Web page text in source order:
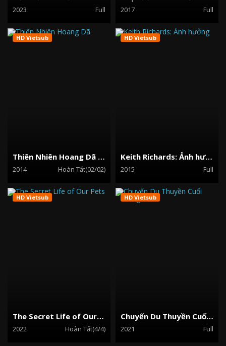
2023 Full 2017 Full
Thiên Nhiên Hoang Dã Hawaii
2014 Hoàn Tất(02/02)
HD Vietsub
Keith Richards: Ảnh hưởng
2015 Full
HD Vietsub
The Secret Life of Our Pets
2022 Hoàn Tất(4/4)
HD Vietsub
Chuyến Du Thuyền Cuối Cùng
2021 Full
HD Vietsub